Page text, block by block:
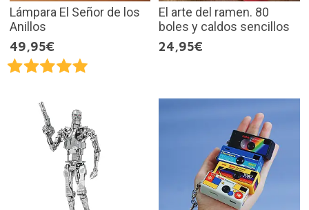
Lámpara El Señor de los
Anillos
49,95€
El arte del ramen. 80
boles y caldos sencillos
24,95€